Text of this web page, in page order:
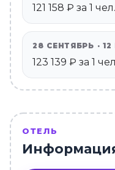
121 158 ₽ за 1
28 СЕНТЯБРЬ ·
123 139 ₽ за 1
ОТЕЛЬ